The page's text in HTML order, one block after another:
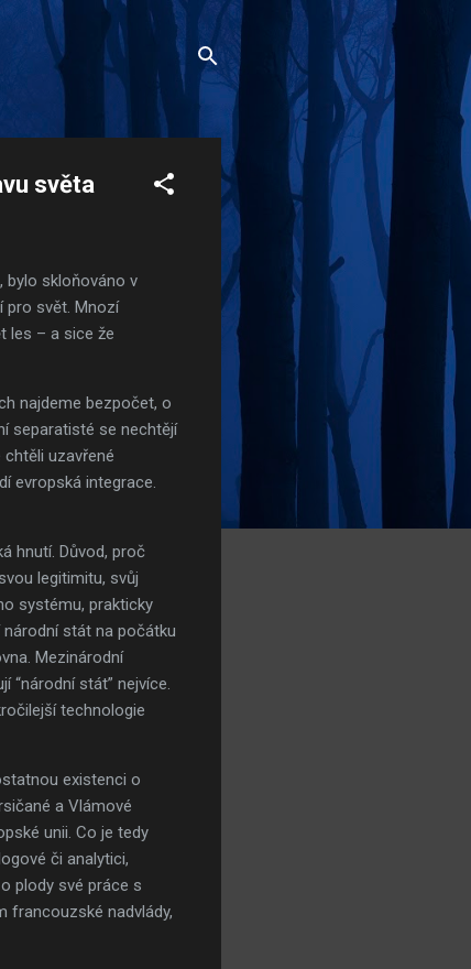
světa
bylo skloňováno v
pro svět. Mnozí
les – a sice že
najdeme bezpočet, o
separatisté se nechtějí
uzavřené
evropská integrace.
hnutí. Důvod, proč
legitimitu, svůj
systému, prakticky
stát na počátku
Mezinárodní
stát” nejvíce.
technologie
existenci o
a Vlámové
unii. Co je tedy
či analytici,
plody své práce s
francouzské nadvlády,